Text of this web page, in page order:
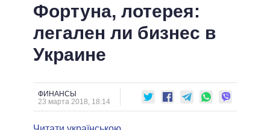
ЛЕНТА
СОБЫТИЯ
СТАТЬИ
МНЕНИЯ
ОБЗОРЫ
ДАЙДЖЕСТЫ
ПОЛИТИКА
ЭКОНОМИКА
ОБЕЩАНИЯ
ПОЛИТИКИ
ВСЕ ПОЛИТИКИ
ПРЕЗИДЕНТ И ОФИС
ВЕРХОВНАЯ РАДА
ВИДЕО
Фортуна, лотерея:
легален ли бизнес в
Украине
ФИНАНСЫ
23 марта 2018, 18:14